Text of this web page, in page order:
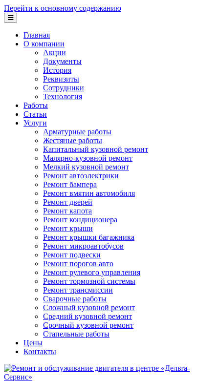
Перейти к основному содержанию
Главная
О компании
Акции
Документы
История
Реквизиты
Сотрудники
Технология
Работы
Статьи
Услуги
Арматурные работы
Жестяные работы
Капитальный кузовной ремонт
Малярно-кузовной ремонт
Мелкий кузовной ремонт
Ремонт автоэлектрики
Ремонт бампера
Ремонт вмятин автомобиля
Ремонт дверей
Ремонт капота
Ремонт кондиционера
Ремонт крыши
Ремонт крышки багажника
Ремонт микроавтобусов
Ремонт подвески
Ремонт порогов авто
Ремонт рулевого управления
Ремонт тормозной системы
Ремонт трансмиссии
Сварочные работы
Сложный кузовной ремонт
Средний кузовной ремонт
Срочный кузовной ремонт
Стапельные работы
Цены
Контакты